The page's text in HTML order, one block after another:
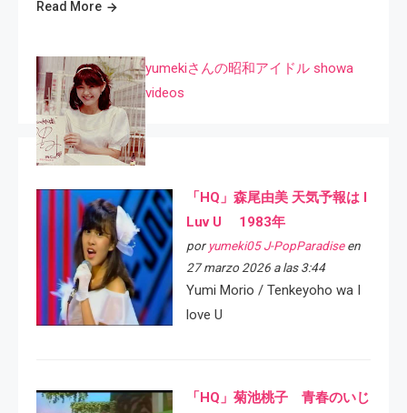
Read More
yumekiさんの昭和アイドル showa
videos
「HQ」森尾由美 天気予報は I
Luv U 1983年
por yumeki05 J-PopParadiseen
27 marzo 2026 a las 3:44
Yumi Morio / Tenkeyoho wa I
love U
「HQ」菊池桃子 青春のいじ